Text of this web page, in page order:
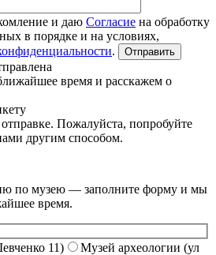
и даю Согласие на обработку
в порядке и на условиях,
.
время и расскажем о
Пожалуйста, попробуйте
другим способом.
по музею — заполните форму и мы
время.
11)
Музей археологии (ул